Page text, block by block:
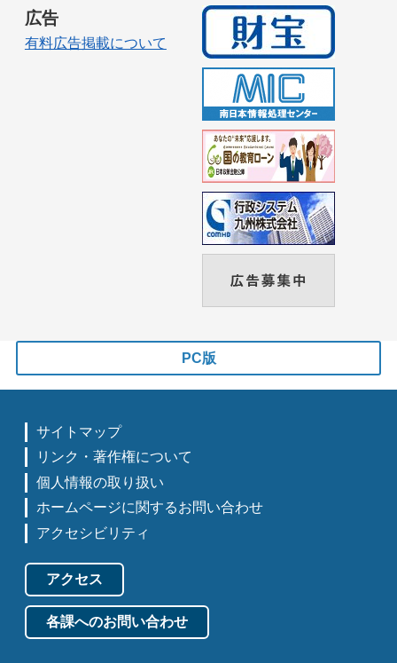
広告
有料広告掲載について
PC版
サイトマップ
リンク・著作権について
個人情報の取り扱い
ホームページに関するお問い合わせ
アクセシビリティ
アクセス
各課へのお問い合わせ